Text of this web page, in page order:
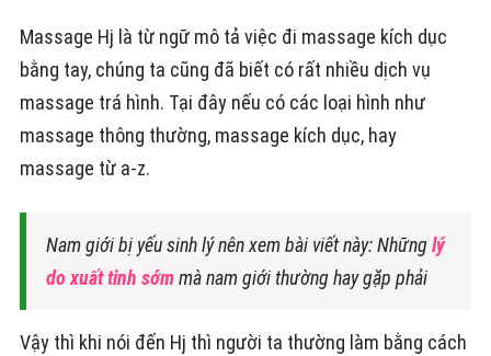
Massage Hj là từ ngữ mô tả việc đi massage kích dục
bằng tay, chúng ta cũng đã biết có rất nhiều dịch vụ
massage trá hình. Tại đây nếu có các loại hình như
massage thông thường, massage kích dục, hay
massage từ a-z.
Nam giới bị yếu sinh lý nên xem bài viết này: Nhữnglý
do xuất tinh sớmmà nam giới thường hay gặp phải
Vậy thì khi nói đến Hj thì người ta thường làm bằng cách